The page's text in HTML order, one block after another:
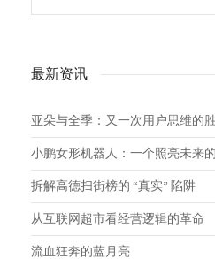
最新资讯
亚朵与全季：又一次用户思维的
小鹏女形机器人：一个照亮未来
拆解高德扫街榜的 “真实” 陷阱
从互联网超市看经营逻辑的革命
流血狂奔的蓝月亮